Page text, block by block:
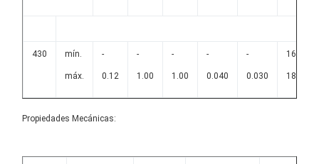
430 mín.
máx.
-
0.12
-
1.00
-
1.00
-
0.040
-
0.030
16.0
18.0
Propiedades Mecánicas: